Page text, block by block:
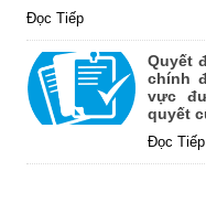
Đọc Tiếp
Quyết
chính
vực
quyết
Đọc Tiếp
Thông báo các khóa
(04-08-2026)
Thông báo hỗ trợ tư